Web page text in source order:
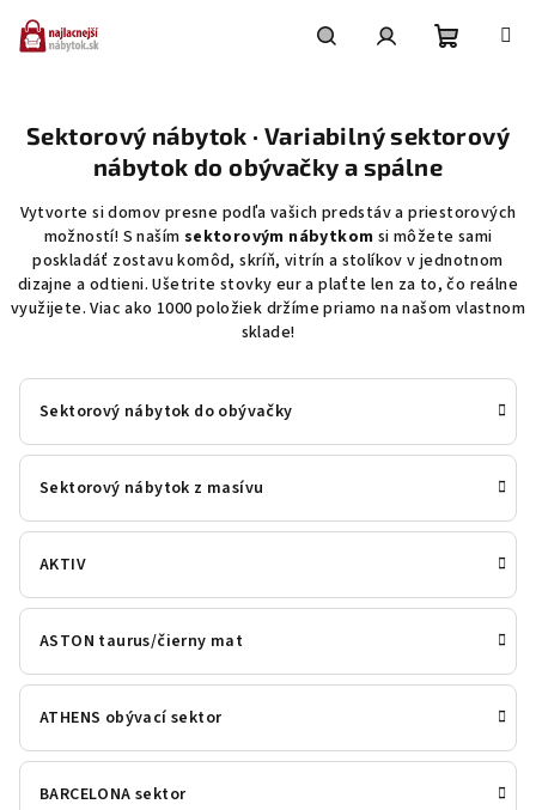
obsah
košík
Sektorový nábytok · Variabilný sektorový
nábytok do obývačky a spálne
Vytvorte si domov presne podľa vašich predstáv a priestorových
možností! S naším sektorovým nábytkom si môžete sami
poskladáť zostavu komôd, skríň, vitrín a stolíkov v jednotnom
dizajne a odtieni. Ušetrite stovky eur a plaťte len za to, čo reálne
využijete. Viac ako 1000 položiek držíme priamo na našom vlastnom
sklade!
Sektorový nábytok do obývačky
Sektorový nábytok z masívu
AKTIV
ASTON taurus/čierny mat
ATHENS obývací sektor
BARCELONA sektor